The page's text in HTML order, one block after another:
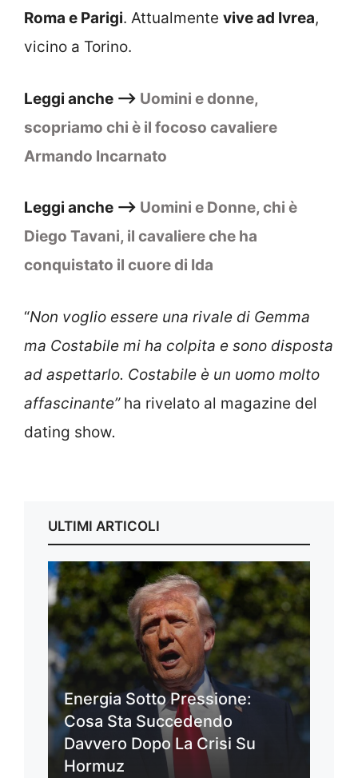
Roma e Parigi. Attualmente vive ad Ivrea,
vicino a Torino.
Leggi anche –> Uomini e donne,
scopriamo chi è il focoso cavaliere
Armando Incarnato
Leggi anche –> Uomini e Donne, chi è
Diego Tavani, il cavaliere che ha
conquistato il cuore di Ida
“Non voglio essere una rivale di Gemma
ma Costabile mi ha colpita e sono disposta
ad aspettarlo. Costabile è un uomo molto
affascinante” ha rivelato al magazine del
dating show.
ULTIMI ARTICOLI
Energia Sotto Pressione:
Cosa Sta Succedendo
Davvero Dopo La Crisi Su
Hormuz